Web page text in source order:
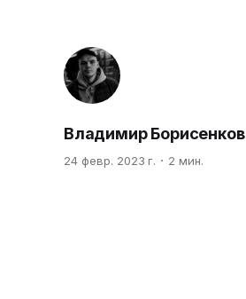
Владимир Борисенков
24 февр. 2023 г. 2 мин.